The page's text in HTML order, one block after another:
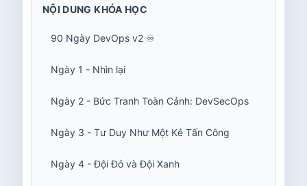
NỘI DUNG KHÓA HỌC
90 Ngày DevOps v2 ♾️
Ngày 1 - Nhìn lại
Ngày 2 - Bức Tranh Toàn Cảnh: DevSecOps
Ngày 3 - Tư Duy Như Một Kẻ Tấn Công
Ngày 4 - Đội Đỏ và Đội Xanh